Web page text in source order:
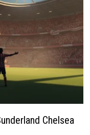
Chelsea